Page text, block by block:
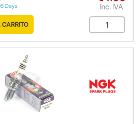
Days
Inc. IVA